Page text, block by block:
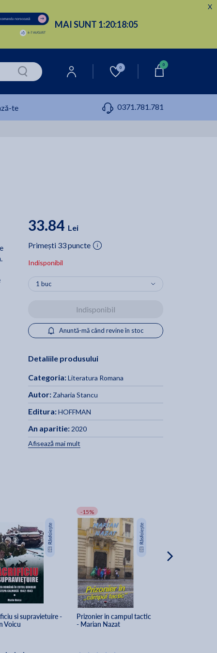
MAI SUNT 1:20:18:04
X
0
0
te 0371.781.781
33.84 Lei
Primești 33 puncte
Indisponibil
Indisponibil
Anuntă-mă când revine în stoc
Detaliile produsului
Categoria:Literatura Romana
Autor:Zaharia Stancu
Editura:HOFFMAN
An aparitie:2020
Afisează mai mult
si supravietuire -
Voicu
-15%
Prizonier in campul tactic
- Marian Nazat